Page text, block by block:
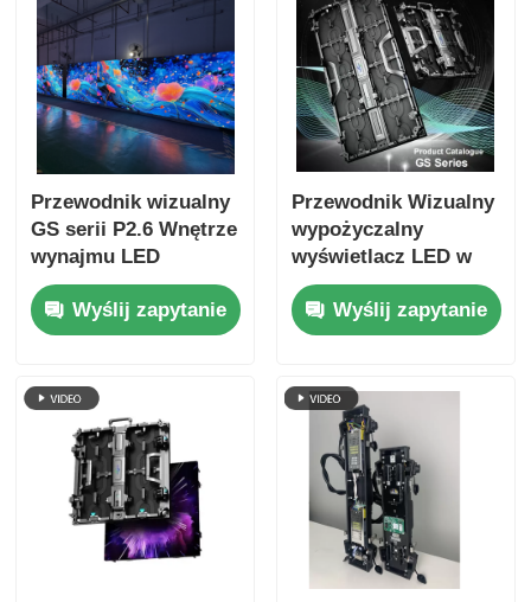
Przewodnik wizualny
GS serii P2.6 Wnętrze
wynajmu LED
wyświetlacz dla
kościoła konferencji,
7680Hz bez czarnego
Wyślij zapytanie
Przewodnik Wizualny
wypożyczalny
wyświetlacz LED w
pomieszczeniach
wewnętrznych serii
GS P4.81 do dużych
7680Hz CE
Wyślij zapytanie